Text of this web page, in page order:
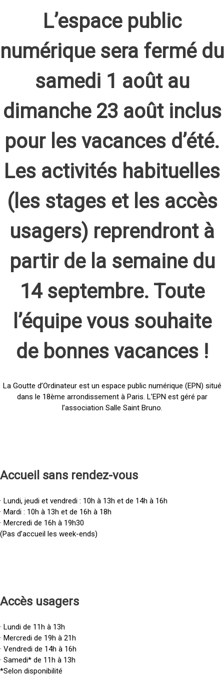
L’espace public
numérique sera fermé du
samedi 1 août au
dimanche 23 août inclus
pour les vacances d’été.
Les activités habituelles
(les stages et les accès
usagers) reprendront à
partir de la semaine du
14 septembre. Toute
l’équipe vous souhaite
de bonnes vacances !
La Goutte d’Ordinateur est un espace public numérique (EPN) situé
dans le 18ème arrondissement à Paris. L’EPN est géré par
l’association Salle Saint Bruno.
Accueil sans rendez-vous
· Lundi, jeudi et vendredi : 10h à 13h et de 14h à 16h
· Mardi : 10h à 13h et de 16h à 18h
· Mercredi de 16h à 19h30
(Pas d’accueil les week-ends)
Accès usagers
· Lundi de 11h à 13h
· Mercredi de 19h à 21h
· Vendredi de 14h à 16h
· Samedi* de 11h à 13h
*Selon disponibilité